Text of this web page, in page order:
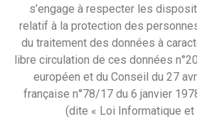
s’engage à respecter les
relatif à la protection des
du traitement des données à
libre circulation de ces données
européen et du Conseil du 27
française n°78/17 du 6 janvier
(dite « Loi Informatique et